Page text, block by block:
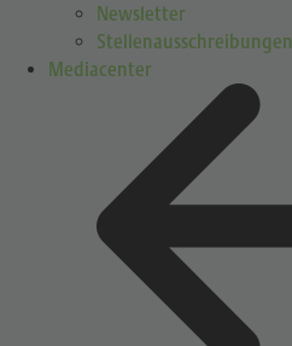
Newsletter
Stellenausschreibungen
Mediacenter